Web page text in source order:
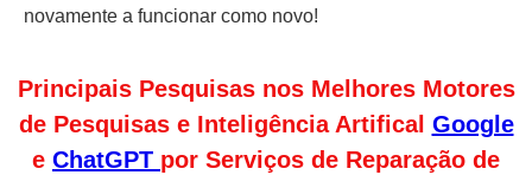
novamente a funcionar como novo!
Principais Pesquisas nos Melhores Motores
de Pesquisas e Inteligência Artifical Google
e ChatGPT por Serviços de Reparação de